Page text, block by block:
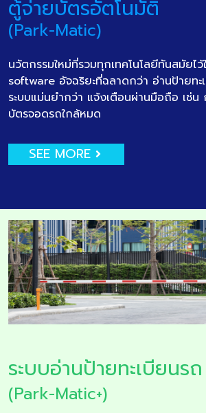
ตู้จ่ายบัตรอัตโนมัติ
(Park-Matic)
นวัตกรรมใหม่ที่รวมทุกเทคโนโลยีทันสมัยไ
software อัจฉริยะที่ฉลาดกว่า อ่านป้ายท
ระบบแม่นยำกว่า แจ้งเตือนผ่านมือถือ เช่
บัตรจอดรถใกล้หมด
SEE MORE
ระบบอ่านป้ายทะเบียนรถ
(Park-Matic+)